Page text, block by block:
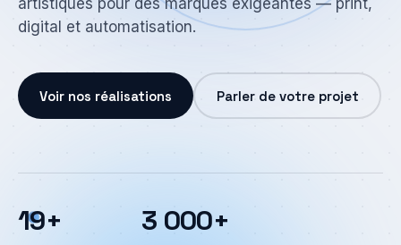
artistiques pour des marques exigeantes — print,
digital et automatisation.
Voir nos réalisations Parler de votre projet
19+ 3 000+